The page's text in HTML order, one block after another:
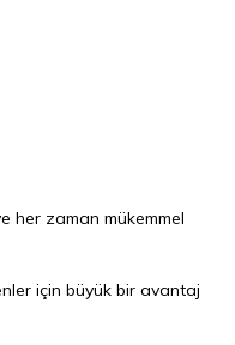
her zaman mükemmel
için büyük bir avantaj